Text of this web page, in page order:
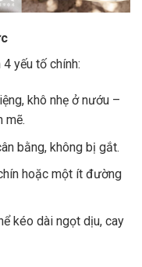
yếu tố chính:
khô nhẹ ở nướu –
mẽ.
bằng, không bị gắt.
hoặc một ít đường
kéo dài ngọt dịu, cay